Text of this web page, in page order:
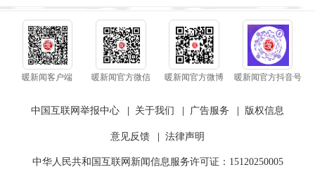
暖新闻客户端 暖新闻官方微信 暖新闻官方微博 暖新闻官方抖音号
中国互联网举报中心 | 关于我们 | 广告服务 | 版权信息
意见反馈 | 法律声明
中华人民共和国互联网新闻信息服务许可证：15120250005